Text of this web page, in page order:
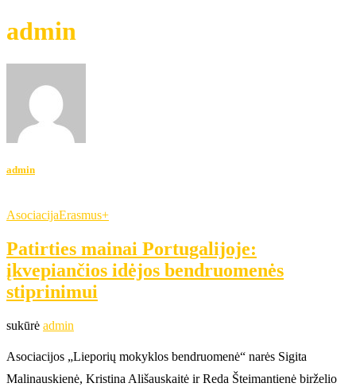
admin
admin
AsociacijaErasmus+
Patirties mainai Portugalijoje:
įkvepiančios idėjos bendruomenės
stiprinimui
sukūrė admin
Asociacijos „Lieporių mokyklos bendruomenė“ narės Sigita
Malinauskienė, Kristina Ališauskaitė ir Reda Šteimantienė birželio